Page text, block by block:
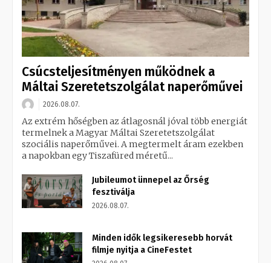
Csúcsteljesítményen működnek a
Máltai Szeretetszolgálat naperőművei
2026.08.07.
Az extrém hőségben az átlagosnál jóval több energiát
termelnek a Magyar Máltai Szeretetszolgálat
szociális naperőművei. A megtermelt áram ezekben
a napokban egy Tiszafüred méretű...
Jubileumot ünnepel az Őrség
fesztiválja
2026.08.07.
Minden idők legsikeresebb horvát
filmje nyitja a CineFestet